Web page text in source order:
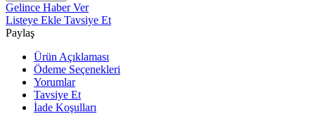
Gelince Haber Ver
Listeye Ekle Tavsiye Et
Paylaş
Ürün Açıklaması
Ödeme Seçenekleri
Yorumlar
Tavsiye Et
İade Koşulları